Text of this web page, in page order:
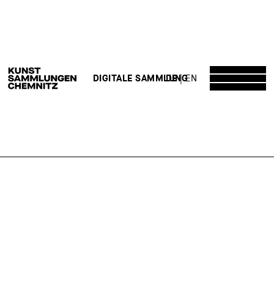
DE EN
DIGITALE SAMMLUNG